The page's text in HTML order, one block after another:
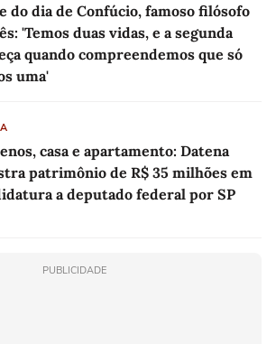
do dia de Confúcio, famoso filósofo
'Temos duas vidas, e a segunda
quando compreendemos que só
uma'
casa e apartamento: Datena
patrimônio de R$ 35 milhões em
a deputado federal por SP
PUBLICIDADE